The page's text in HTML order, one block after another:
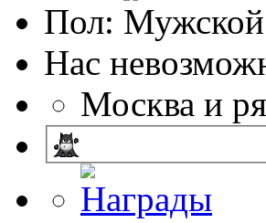
Пол:
Нас
Москва и